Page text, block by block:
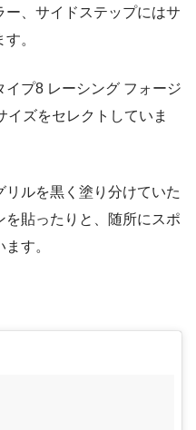
、サイドステップにはサ
。
プ8 レーシング フォージ
イズをセレクトしていま
リルを黒く塗り分けていた
を貼ったりと、随所にスポ
す。